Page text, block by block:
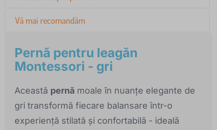
Vă mai recomandăm
Pernă pentru leagăn
Montessori - gri
Această pernă moale în nuanțe elegante de
gri transformă fiecare balansare într-o
experiență stilată și confortabilă - ideală